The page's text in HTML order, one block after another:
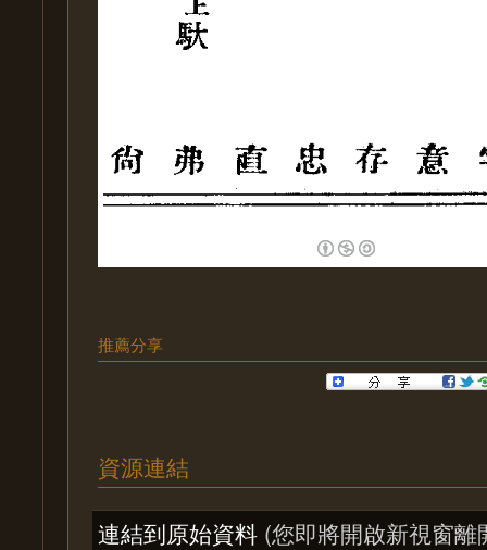
推薦分享
資源連結
連結到原始資料 (您即將開啟新視窗離